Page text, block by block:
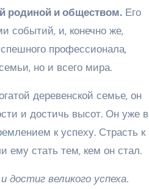
родиной и обществом. Его
событий, и, конечно же,
профессионала,
но и всего мира.
деревенской семье, он
и достичь высот. Он уже в
к успеху. Страсть к
ему стать тем, кем он стал.
великого успеха.